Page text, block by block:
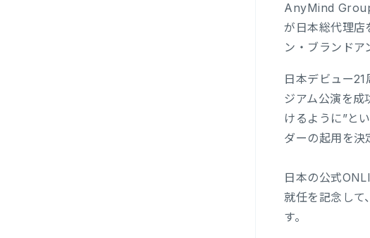
AnyMind Group
が日本総代理店
ン・ブランドア
日本デビュー
ジアム公演を成
けるように”と
ダーの起用を決
日本の公式
就任を記念して
す。